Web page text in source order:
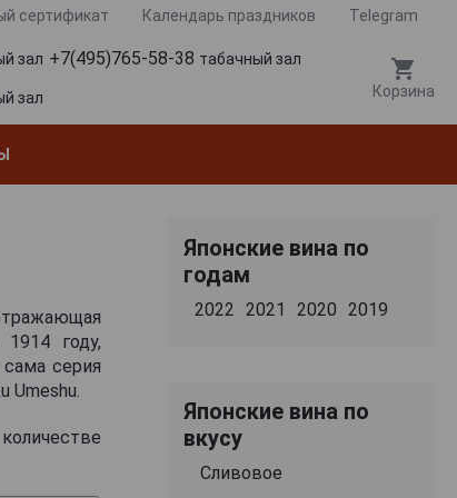
сертификат Календарь праздников Telegram
зал +7(495)765-58-38 табачный зал
зал Корзина
году,
серия
Umeshu.
Японские вина по
годам
2022 2021 2020 2019
Японские вина по
вкусу
Сливовое